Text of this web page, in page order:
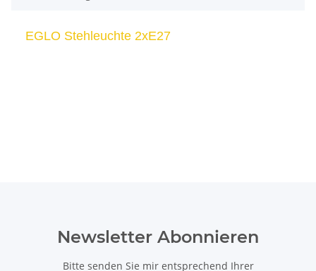
EGLO Stehleuchte 2xE27
Newsletter Abonnieren
Bitte senden Sie mir entsprechend Ihrer